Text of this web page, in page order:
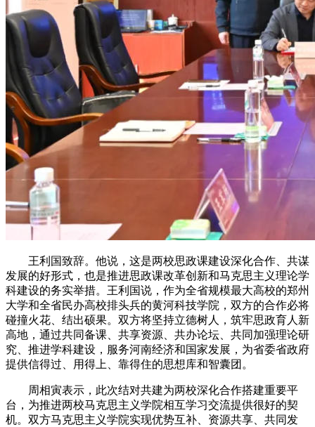
王利国致辞。他说，这是两校思政课建设深化合作、共谋
发展的好形式，也是推进思政课改革创新和马克思主义理论学
科建设的务实举措。王利国说，作为全省规模最大高校的郑州
大学和全省民办高校排头兵的黄河科技学院，双方的合作必将
碰撞火花、结出硕果。双方将坚持立德树人，筑牢思政育人新
高地，通过共同备课、共享资源、共办论坛、共同加强理论研
究、推进学科建设，服务河南经济和国家发展，为省委省政府
提供信得过、用得上、靠得住的思想库和智囊团。
周相寅表示，此次结对共建为两校深化合作搭建重要平
台，为推进两校马克思主义学院相互学习交流提供很好的契
机。双方马克思主义学院实现优势互补、资源共享、共同发